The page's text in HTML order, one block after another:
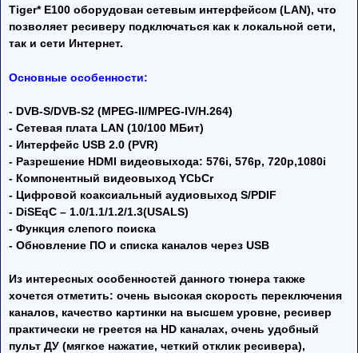
Tiger* E100 оборудован сетевым интерфейсом (LAN), что
позволяет ресиверу подключаться как к локальной сети,
так и сети Интернет.
Основные особенности:
- DVB-S/DVB-S2 (MPEG-II/MPEG-IV/H.264)
- Сетевая плата LAN (10/100 МБит)
- Интерфейс USB 2.0 (PVR)
- Разрешение HDMI видеовыхода: 576i, 576p, 720p,1080i
- Компонентный видеовыход YCbCr
- Цифровой коаксиальный аудиовыход S/PDIF
- DiSEqC – 1.0/1.1/1.2/1.3(USALS)
- Функция слепого поиска
- Обновление ПО и списка каналов через USB
Из интересных особенностей данного тюнера также
хочется отметить: очень высокая скорость переключения
каналов, качество картинки на высшем уровне, ресивер
практически не греется на HD каналах, очень удобный
пульт ДУ (мягкое нажатие, четкий отклик ресивера),